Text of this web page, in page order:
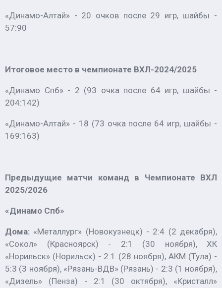
«Динамо-Алтай» - 20 очков после 29 игр, шайбы -
57:90
Итоговое место в чемпионате ВХЛ-2024/2025
«Динамо Спб» - 2 (93 очка после 64 игр, шайбы -
204:142)
«Динамо-Алтай» - 18 (73 очка после 64 игр, шайбы -
169:163)
Предыдущие матчи команд в Чемпионате ВХЛ
2025/2026
«Динамо Спб»
Дома: «Металлург» (Новокузнецк) - 2:4 (2 декабря),
«Сокол» (Красноярск) - 2:1 (30 ноября), ХК
«Норильск» (Норильск) - 2:1 (28 ноября), АКМ (Тула) -
5:3 (3 ноября), «Рязань-ВДВ» (Рязань) - 2:3 (1 ноября),
«Дизель» (Пенза) - 2:1 (30 октября), «Кристалл»